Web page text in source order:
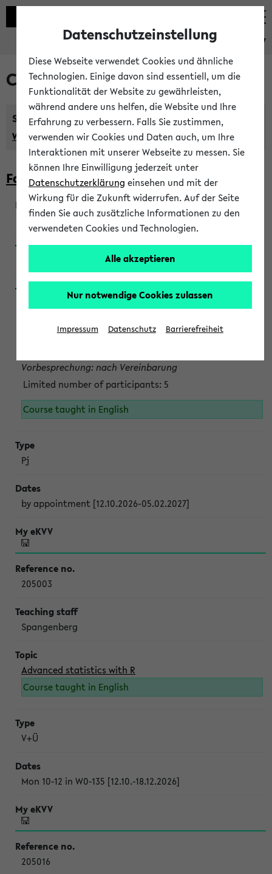
eKVV
Courses taught in English
Semester:
WiSe 2026/2027 SoSe 2026 Previous...
Faculty of Biology
200923
Wendisch, Peters-Wendisch, Stegelmann
Projektmodul "Bakterielle Biotechnologie"
Persönliche Anmeldung beim Veranstalter ist unbedingt
Vorbesprechung: nach Vereinbarung
Limited number of participants: 5
Course taught in English
Pj
by appointment [12.10.2026-05.02.2027]
205003
Spangenberg
Advanced statistics with R
Course taught in English
V+Ü
Mon 10-12 in W0-135 [12.10.-18.12.2026]
205016
Datenschutzeinstellung
Diese Webseite verwendet Cookies und ähnliche
Technologien. Einige davon sind essentiell, um die
Funktionalität der Website zu gewährleisten,
während andere uns helfen, die Website und Ihre
Erfahrung zu verbessern. Falls Sie zustimmen,
verwenden wir Cookies und Daten auch, um Ihre
Interaktionen mit unserer Webseite zu messen. Sie
können Ihre Einwilligung jederzeit unter
Datenschutzerklärung einsehen und mit der
Wirkung für die Zukunft widerrufen. Auf der Seite
finden Sie auch zusätzliche Informationen zu den
verwendeten Cookies und Technologien.
Alle akzeptieren
Nur notwendige Cookies zulassen
Impressum Datenschutz Barrierefreiheit